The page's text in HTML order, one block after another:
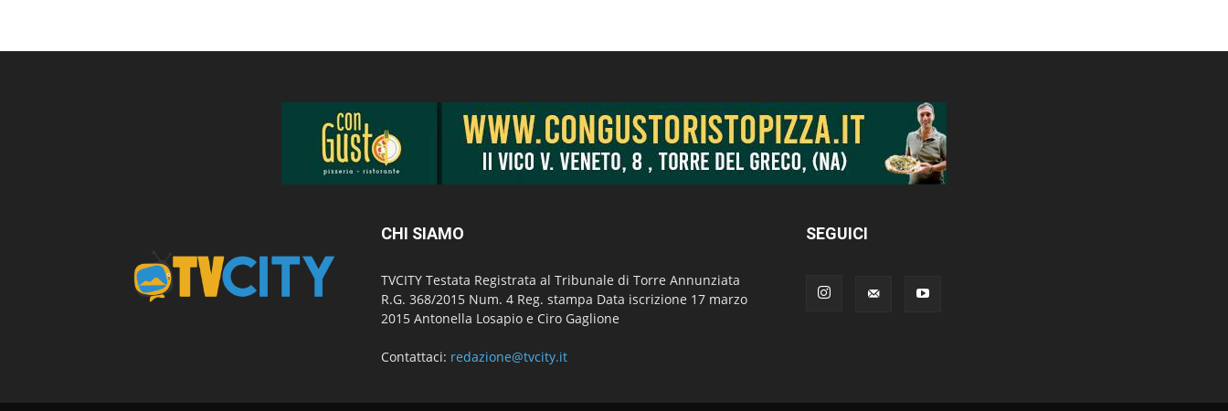
CHI SIAMO
TVCITY Testata Registrata al Tribunale di Torre Annunziata
R.G. 368/2015 Num. 4 Reg. stampa Data iscrizione 17 marzo
2015 Antonella Losapio e Ciro Gaglione
Contattaci: redazione@tvcity.it
SEGUICI